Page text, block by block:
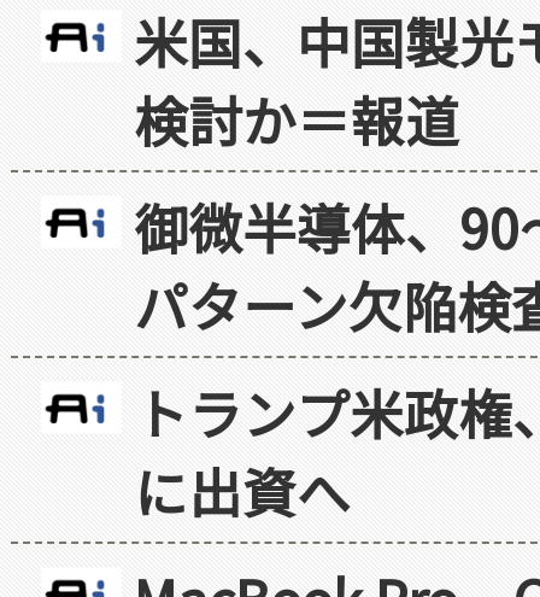
米国、中国製光
検討か＝報道
御微半導体、
パターン欠陥検
トランプ米政
に出資へ